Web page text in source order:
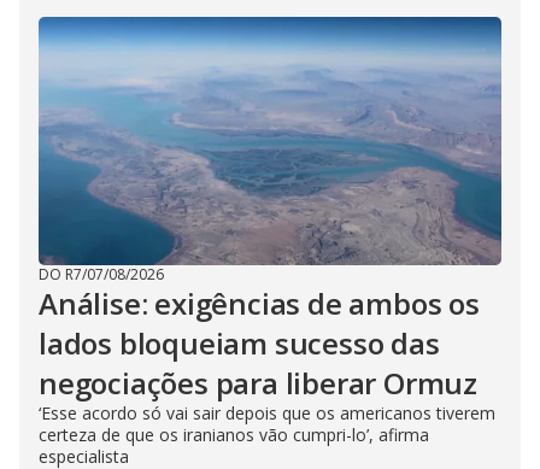
DO R7/07/08/2026
Análise: exigências de ambos os
lados bloqueiam sucesso das
negociações para liberar Ormuz
‘Esse acordo só vai sair depois que os americanos tiverem
certeza de que os iranianos vão cumpri-lo’, afirma
especialista